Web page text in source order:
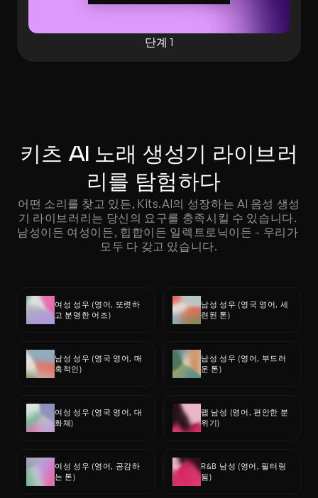
단계 1
키츠 AI 노래 생성기 라이브러
리를 탐험하다
어떤 소리를 찾고 있든, Kits.AI의 성장하는 AI 음성 생성
기 라이브러리는 당신의 요구를 충족시킬 수 있습니다.
남성이든 여성이든, 힙합이든 일렉트로닉이든 - 우리가
모두 다 갖고 있습니다.
여성 성우 (영어, 또렷하
고 분명한 어조)
남성 성우 (영국 영어, 세
련된 톤)
남성 성우 (영국 영어, 매
혹적인)
남성 성우 (영어, 부드러
운 톤)
여성 성우 (영국 영어, 대
화체)
랩 남성 (영어, 편안한 분
위기)
여성 성우 (영어, 공감하
는 톤)
R&B 남성 (영어, 필터링
됨)